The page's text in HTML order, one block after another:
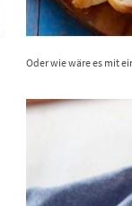
Oder wie wäre es mit